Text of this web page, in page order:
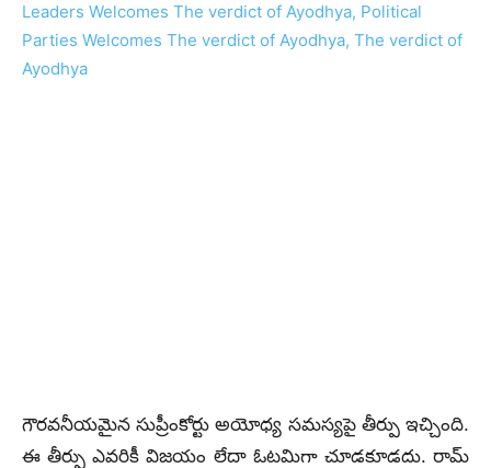
గౌరవనీయమైన సుప్రీంకోర్టు అయోధ్య సమస్యపై తీర్పు ఇచ్చింది.
ఈ తీర్పు ఎవరికీ విజయం లేదా ఓటమిగా చూడకూడదు. రామ్